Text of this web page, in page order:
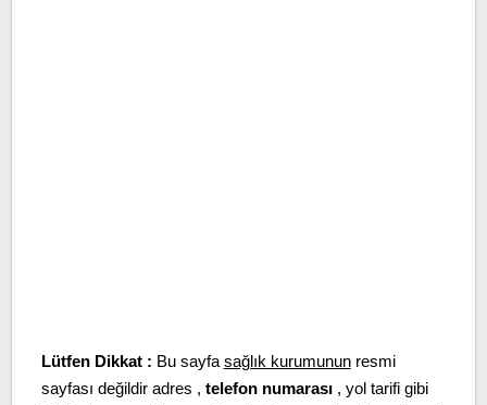
Lütfen Dikkat : Bu sayfa sağlık kurumununresmi
sayfası değildir adres , telefon numarası, yol tarifi gibi